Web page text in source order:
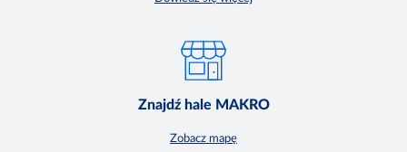
Znajdź hale MAKRO
Zobacz mapę